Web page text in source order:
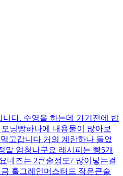
다. 수영을 하는데 가기전에 밥
닝빵하나에 내용물이 많아보
고갑니다 거의 계란하나 들었
말 엄청나구요 레시피는 빵5개
네즈는 2큰술정도? 많이넣는걸
홀그레인머스터드 작은큰술